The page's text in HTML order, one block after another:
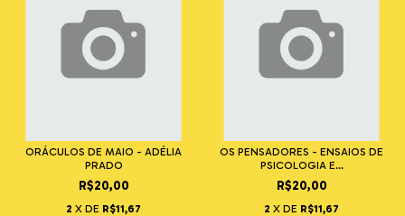
ORÁCULOS DE MAIO - ADÉLIA
PRADO
R$20,00
2 X DE R$11,67
OS PENSADORES - ENSAIOS DE
PSICOLOGIA E...
R$20,00
2 X DE R$11,67